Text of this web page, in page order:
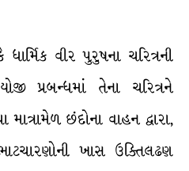
વીર પુરુષના ચરિત્રની
પ્રબન્ધમાં તેના ચરિત્રને
છંદોના વાહન દ્વારા,
ખાસ ઉક્તિલઢણ